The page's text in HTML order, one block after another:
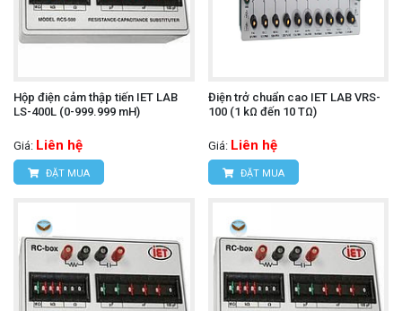
Hộp điện cảm thập tiến IET LAB
LS-400L (0-999.999 mH)
Giá: Liên hệ
ĐẶT MUA
Điện trở chuẩn cao IET LAB VRS-
100 (1 kΩ đến 10 TΩ)
Giá: Liên hệ
ĐẶT MUA